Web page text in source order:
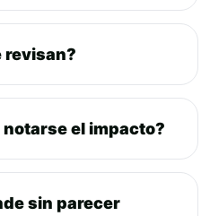
revisan?
el impacto?
sin parecer